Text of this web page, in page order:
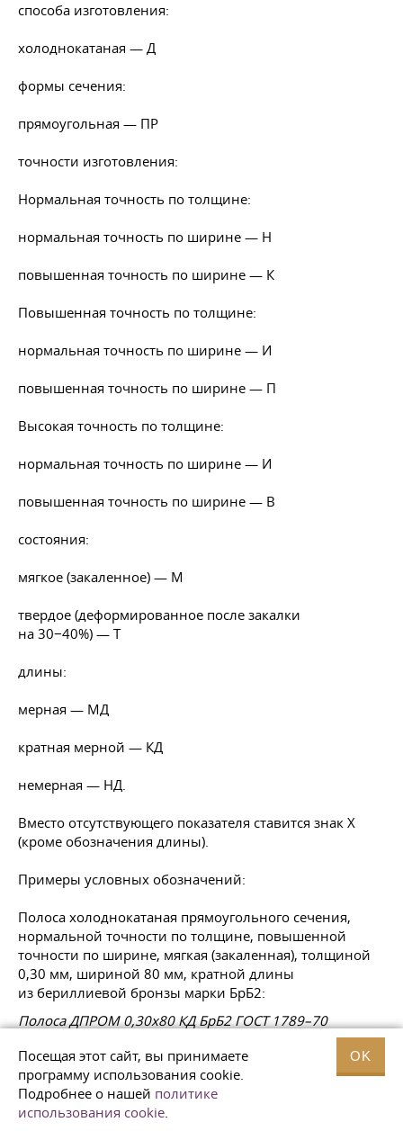
Посещая этот сайт, вы принимаете
программу использования cookie.
Подробнее о нашей политике
использования cookie.
OK
способа изготовления:
холоднокатаная — Д
формы сечения:
прямоугольная — ПР
точности изготовления:
Нормальная точность по толщине:
нормальная точность по ширине — Н
повышенная точность по ширине — К
Повышенная точность по толщине:
нормальная точность по ширине — И
повышенная точность по ширине — П
Высокая точность по толщине:
нормальная точность по ширине — И
повышенная точность по ширине — В
состояния:
мягкое (закаленное) — М
твердое (деформированное после закалки
на 30−40%) — Т
длины:
мерная — МД
кратная мерной — КД
немерная — НД.
Вместо отсутствующего показателя ставится знак X
(кроме обозначения длины).
Примеры условных обозначений:
Полоса холоднокатаная прямоугольного сечения,
нормальной точности по толщине, повышенной
точности по ширине, мягкая (закаленная), толщиной
0,30 мм, шириной 80 мм, кратной длины
из бериллиевой бронзы марки БрБ2:
Полоса ДПРОМ 0,30х80 КД БрБ2ГОСТ 1789–70
Лента холоднокатаная прямоугольного сечения,
высокой точности по толщине, повышенной точности
по ширине, твердая (деформированная после закалки